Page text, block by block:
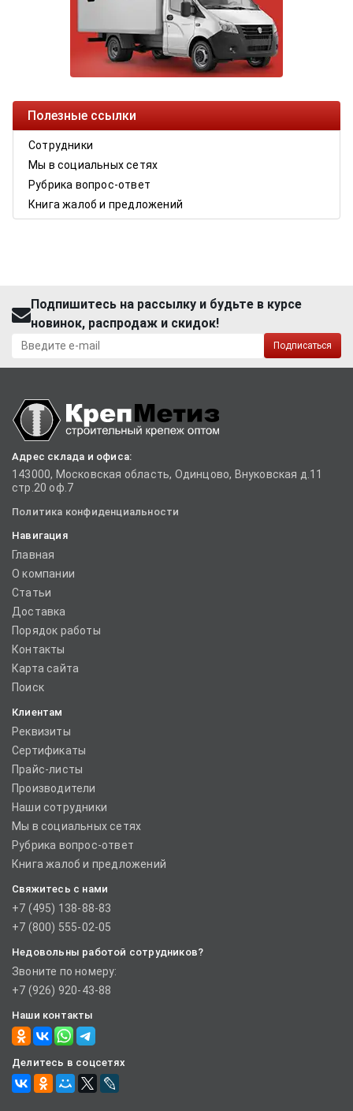
Полезные ссылки
Сотрудники
Мы в социальных сетях
Рубрика вопрос-ответ
Книга жалоб и предложений
Подпишитесь на рассылку и будьте в курсе
новинок, распродаж и скидок!
Подписаться
Адрес склада и офиса:
143000, Московская область, Одинцово, Внуковская д.11
стр.20 оф.7
Политика конфиденциальности
Навигация
Главная
О компании
Статьи
Доставка
Порядок работы
Контакты
Карта сайта
Поиск
Клиентам
Реквизиты
Сертификаты
Прайс-листы
Производители
Наши сотрудники
Мы в социальных сетях
Рубрика вопрос-ответ
Книга жалоб и предложений
Свяжитесь с нами
+7 (495) 138-88-83
+7 (800) 555-02-05
Недовольны работой сотрудников?
Звоните по номеру:
+7 (926) 920-43-88
Наши контакты
Делитесь в соцсетях